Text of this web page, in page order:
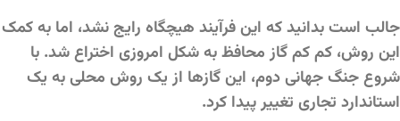
جالب است بدانید که این فرآیند هیچگاه رایج نشد، اما به کمک
این روش، کم کم گاز محافظ به شکل امروزی اختراع شد. با
شروع جنگ جهانی دوم، این گازها از یک روش محلی به یک
استاندارد تجاری تغییر پیدا کرد.